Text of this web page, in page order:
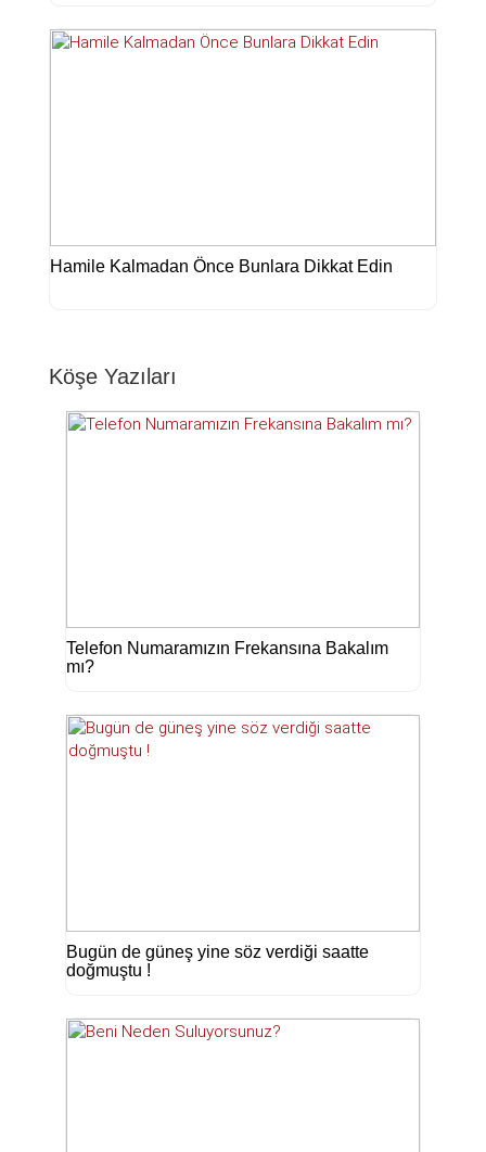
Hamile Kalmadan Önce Bunlara Dikkat Edin
Köşe Yazıları
Telefon Numaramızın Frekansına Bakalım
mı?
Bugün de güneş yine söz verdiği saatte
doğmuştu !